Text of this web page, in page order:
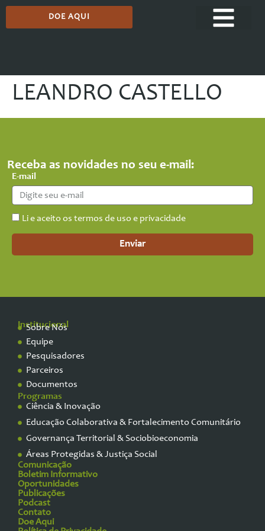
DOE AQUI
LEANDRO CASTELLO
Receba as novidades no seu e-mail:
E-mail
Li e aceito os termos de uso e privacidade
Enviar
Institucional
Sobre Nós
Equipe
Pesquisadores
Parceiros
Documentos
Programas
Ciência & Inovação
Educação Colaborativa & Fortalecimento Comunitário
Governança Territorial & Sociobioeconomia
Áreas Protegidas & Justiça Social
Comunicação
Boletim Informativo
Oportunidades
Publicações
Podcast
Contato
Doe Aqui